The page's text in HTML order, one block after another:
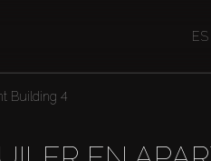
ES
Building 4